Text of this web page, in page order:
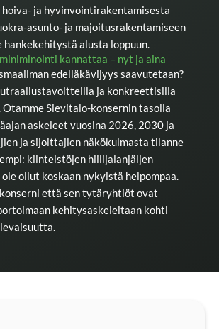
hoiva- ja hyvinvointirakentamisesta
asunto- ja majoitusrakentamiseen
hankekehitystä alusta loppuun.
kannattaa – nyt ja aina
edelläkävijyys saavutetaan?
ja konkreettisilla
Sievitalo-konsernin tasolla
askeleet vuosina 2026, 2030 ja
ja sijoittajien näkökulmasta tilanne
kiinteistöjen hiilijalanjäljen
ollut koskaan nykyistä helpompaa.
että sen tytäryhtiöt ovat
kehitysaskeleitaan kohti